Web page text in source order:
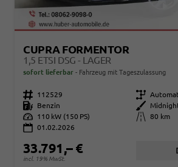
CUPRA FORMENTOR
1,5 ETSI DSG - LAGER
sofort lieferbar Fahrzeug mit Tageszulassung
Fahrzeugnr. 112529 Getriebe
Kraftstoff
Benzin Außenfarbe
Leistung
110 kW (150 PS) Kilometerstand
80 km
01.02.2026
33.791,– €
incl. 19% MwSt.